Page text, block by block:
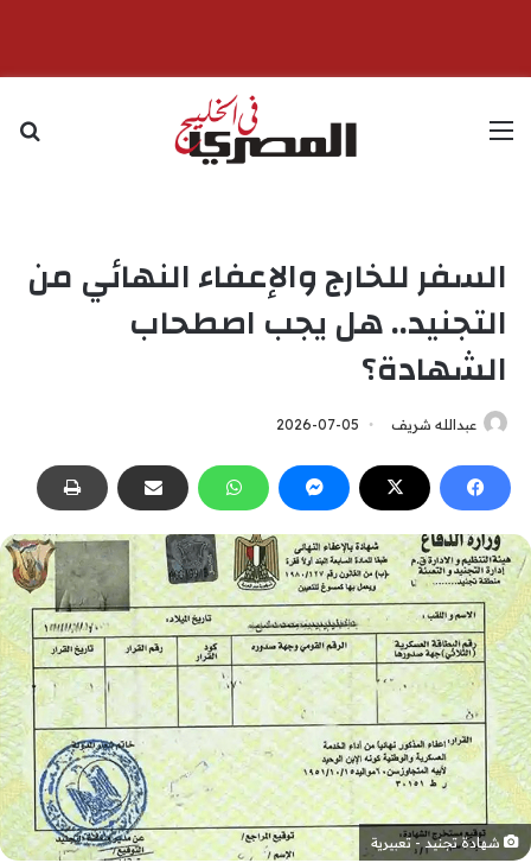
القائمة
السفر للخارج والإعفاء النهائي من
التجنيد.. هل يجب اصطحاب
الشهادة؟
عبدالله شريف 2026-07-05
شهادة تجنيد - تعبيرية